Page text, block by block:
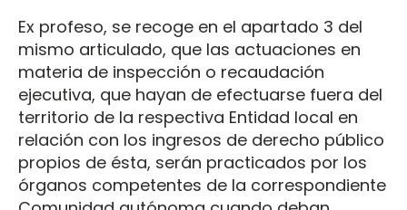
Ex profeso, se recoge en el apartado 3 del
mismo articulado, que las actuaciones en
materia de inspección o recaudación
ejecutiva, que hayan de efectuarse fuera del
territorio de la respectiva Entidad local en
relación con los ingresos de derecho público
propios de ésta, serán practicados por los
órganos competentes de la correspondiente